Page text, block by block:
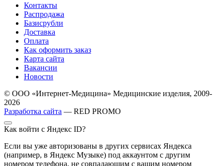
Контакты
Распродажа
Базисрубли
Доставка
Оплата
Как оформить заказ
Карта сайта
Вакансии
Новости
© ООО «Интернет-Медицина» Медицинские изделия, 2009-
2026
Разработка сайта — RED PROMO
Как войти с Яндекс ID?
Если вы уже авторизованы в других сервисах Яндекса
(например, в Яндекс Музыке) под аккаунтом с другим
номером телефона, не совпадающим с вашим номером